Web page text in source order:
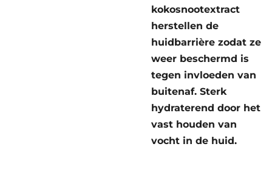
kokosnootextract
herstellen de
huidbarrière zodat ze
weer beschermd is
tegen invloeden van
buitenaf. Sterk
hydraterend door het
vast houden van
vocht in de huid.